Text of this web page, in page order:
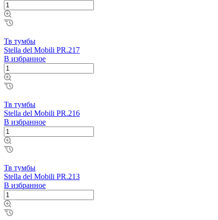
Тв тумбы
Stella del Mobili PR.217
В избранное
Тв тумбы
Stella del Mobili PR.216
В избранное
Тв тумбы
Stella del Mobili PR.213
В избранное